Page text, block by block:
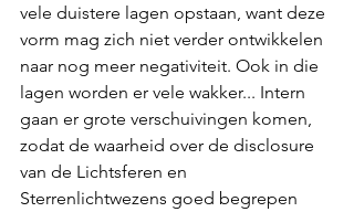
vele duistere lagen opstaan, want deze
vorm mag zich niet verder ontwikkelen
naar nog meer negativiteit. Ook in die
lagen worden er vele wakker... Intern
gaan er grote verschuivingen komen,
zodat de waarheid over de disclosure
van de Lichtsferen en
Sterrenlichtwezens goed begrepen